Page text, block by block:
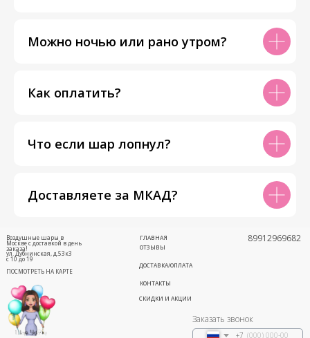
Можно ночью или рано утром?
Как оплатить?
Что если шар лопнул?
Доставляете за МКАД?
ул. Дубнинская, д.53к3
с 10 до 19
ПОСМОТРЕТЬ НА КАРТЕ
ОТЗЫВЫ
ГЛАВНАЯ
ДОСТАВКА/ОПЛАТА
СКИДКИ И АКЦИИ
КОНТАКТЫ
89912969682
Воздушные шары в
Москве с доставкой в день
заказа!
Заказать звонок
+7